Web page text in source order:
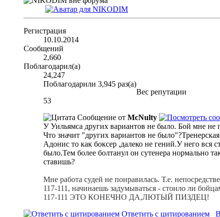
Регистрация
10.10.2014
Сообщений
2,660
Поблагодарил(а)
24,247
Поблагодарили 3,945 раз(а)
Вес репутации
53
Сообщение от McNulty
У Уильямса других вариантов не было. Бой мне не
Что значит "других вариантов не
Адонис то как боксер ,далеко не гений.У него вся
было.Тем более болтанул он сутенера нормально
ставишь?
Мне работа судей не понравилась. Т.е.
117-111, начинаешь задумываться - стоило ли
117-111 ЭТО КОНЕЧНО ДА,ЛЮТЫЙ ПИЗДЕЦ!
Ответить с цитированием